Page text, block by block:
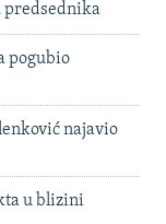
predsednika
pogubio
najavio
u blizini